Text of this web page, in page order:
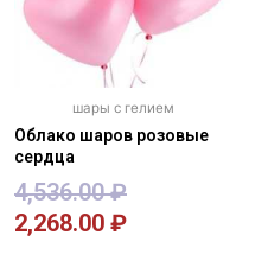
шары с гелием
Облако шаров розовые
сердца
4,536.00₽
2,268.00 ₽